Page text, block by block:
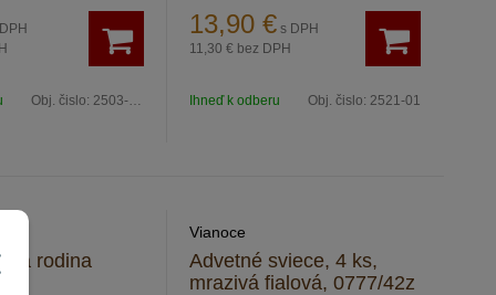
strieborná
Obj. čislo: 2503-13m
13,90 € s DPH
11,30 € bez DPH
Ihneď k odberu Obj. čislo: 2521-01
rodina
Vianoce
Advetné sviece, 4 ks,
mrazivá fialová, 0777/42z